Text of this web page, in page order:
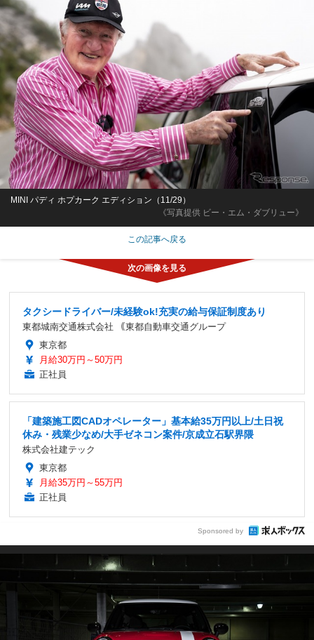
《写真提供 ビー・エム・ダブリュー》
MINI パディ ホプカーク エディション（11/29）
この記事へ戻る
タクシードライバー/未経験ok!充実の給与保証制度あり
東都城南交通株式会社 ｟東都自動車交通グループ
東京都
月給30万円～50万円
正社員
「建築施工図CADオペレーター」基本給35万円以上/土日祝
休み・残業少なめ/大手ゼネコン案件/京成立石駅界隈
株式会社建テック
東京都
月給35万円～55万円
正社員
Sponsored by